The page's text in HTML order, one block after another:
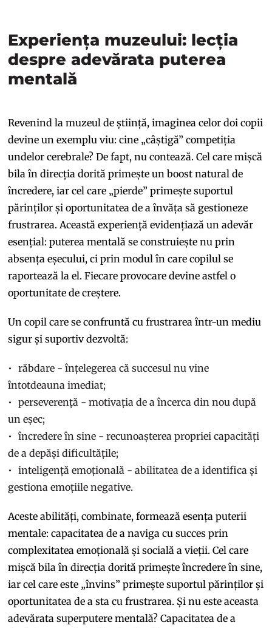
Experiența muzeului: lecția
despre adevărata puterea
mentală
Revenind la muzeul de știință, imaginea celor doi copii
devine un exemplu viu: cine „câștigă” competiția
undelor cerebrale? De fapt, nu contează. Cel care mișcă
bila în direcția dorită primește un boost natural de
încredere, iar cel care „pierde” primește suportul
părinților și oportunitatea de a învăța să gestioneze
frustrarea. Această experiență evidențiază un adevăr
esențial: puterea mentală se construiește nu prin
absența eșecului, ci prin modul în care copilul se
raportează la el. Fiecare provocare devine astfel o
oportunitate de creștere.
Un copil care se confruntă cu frustrarea într-un mediu
sigur și suportiv dezvoltă:
răbdare - înțelegerea că succesul nu vine
întotdeauna imediat;
perseverență - motivația de a încerca din nou după
un eșec;
încredere în sine - recunoașterea propriei capacități
de a depăși dificultățile;
inteligență emoțională - abilitatea de a identifica și
gestiona emoțiile negative.
Aceste abilități, combinate, formează esența puterii
mentale: capacitatea de a naviga cu succes prin
complexitatea emoțională și socială a vieții. Cel care
mișcă bila în direcția dorită primește încredere în sine,
iar cel care este „învins” primește suportul părinților și
oportunitatea de a sta cu frustrarea. Și nu este aceasta
adevărata superputere mentală? Capacitatea de a